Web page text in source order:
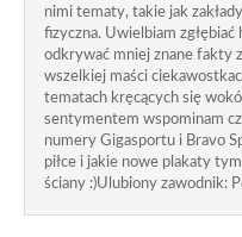
nimi tematy, takie jak
fizyczna. Uwielbiam
odkrywać mniej znane fakty
wszelkiej maści
tematach kręcących się
sentymentem wspominam
numery Gigasportu i Bravo
piłce i jakie nowe plakaty
ściany :)Ulubiony zawodnik: